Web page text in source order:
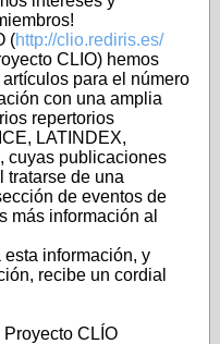
(http://clio.rediris.es/
CLIO) hemos
para el número
con una amplia
repertorios
LATINDEX,
cuyas publicaciones
tratarse de una
de eventos de
más información al
información, y
recibe un cordial
CLÍO